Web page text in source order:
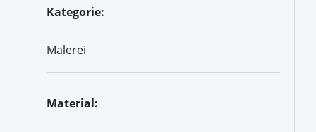
Kategorie:
Malerei
Material: